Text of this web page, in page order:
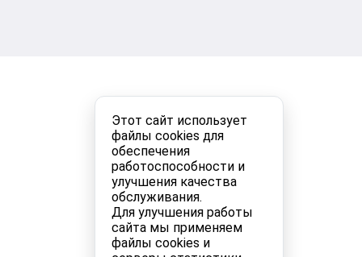
Этот сайт использует
файлы cookies для
обеспечения
работоспособности и
улучшения качества
обслуживания.
Для улучшения работы
сайта мы применяем
файлы cookies и